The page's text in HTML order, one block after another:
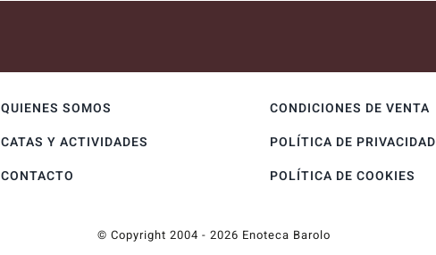
QUIENES SOMOS
CATAS Y ACTIVIDADES
CONTACTO
CONDICIONES DE VENTA
POLÍTICA DE PRIVACIDAD
POLÍTICA DE COOKIES
© Copyright 2004 - 2026 Enoteca Barolo